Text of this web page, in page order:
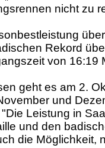
nicht zu
Rekord
von 16:19
geht es am 2.
und
Leistung in
und den
die Möglichkeit,